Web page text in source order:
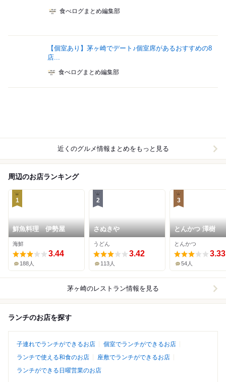
食べログまとめ編集部
【個室あり】茅ヶ崎でデート♪個室席があるおすすめの8
店...
食べログまとめ編集部
近くのグルメ情報まとめをもっと見る
周辺のお店ランキング
1
鮮魚料理 伊勢屋
海鮮
3.44
188人
2
さぬきや
うどん
3.42
113人
3
とんかつ 澤樹
とんかつ
3.33
54人
茅ヶ崎のレストラン情報を見る
ランチのお店を探す
子連れでランチができるお店
個室でランチができるお店
ランチで使える和食のお店
座敷でランチができるお店
ランチができる日曜営業のお店